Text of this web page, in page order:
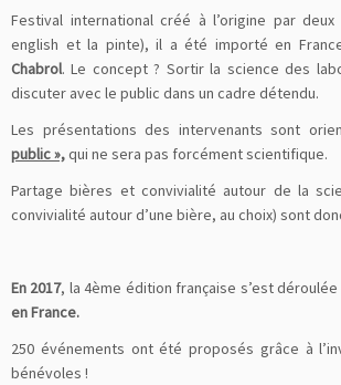
Festival international créé à l’origine par deux
english et la pinte), il a été importé en
Chabrol. Le concept ? Sortir la science des
discuter avec le public dans un cadre détendu.
Les présentations des intervenants sont
public »,qui ne sera pas forcément scientifique.
Partage bières et convivialité autour de la
convivialité autour d’une bière, au choix) sont
En 2017, la 4ème édition française s’est
en France.
250 événements ont été proposés grâce à
bénévoles !